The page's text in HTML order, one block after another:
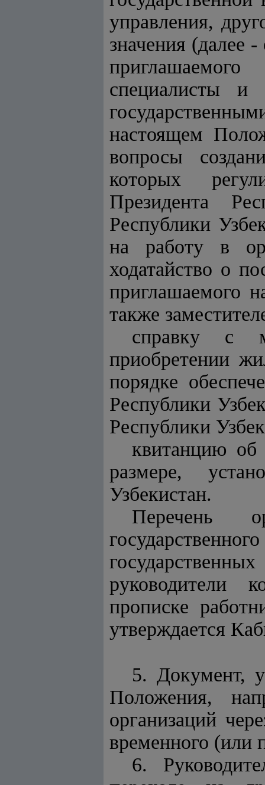
управления,
значения (далее
специалисты и
настоящем
вопросы
которых
Президента
Республики
на работу в
ходатайство о
приглашаемого
также
справку с
приобретении
порядке
Республики
Республики
квитанцию об
размере,
Узбекистан.
Перечень
руководители
прописке
утверждается
5. Документ,
Положения,
организаций
временного (или
6.